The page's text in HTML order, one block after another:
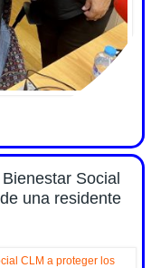
Catalunya, CLM, CyL
Social
una residente